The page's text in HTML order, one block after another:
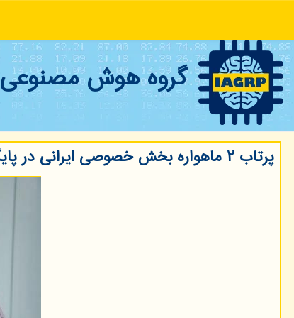
گروه هوش مصنوعی
پرتاب ۲ ماهواره بخش خصوصی ایرانی در پایگاه فضایی روسیه در خرداد سال آینده